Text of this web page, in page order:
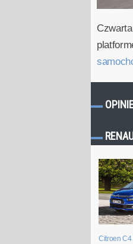
Citroen C4